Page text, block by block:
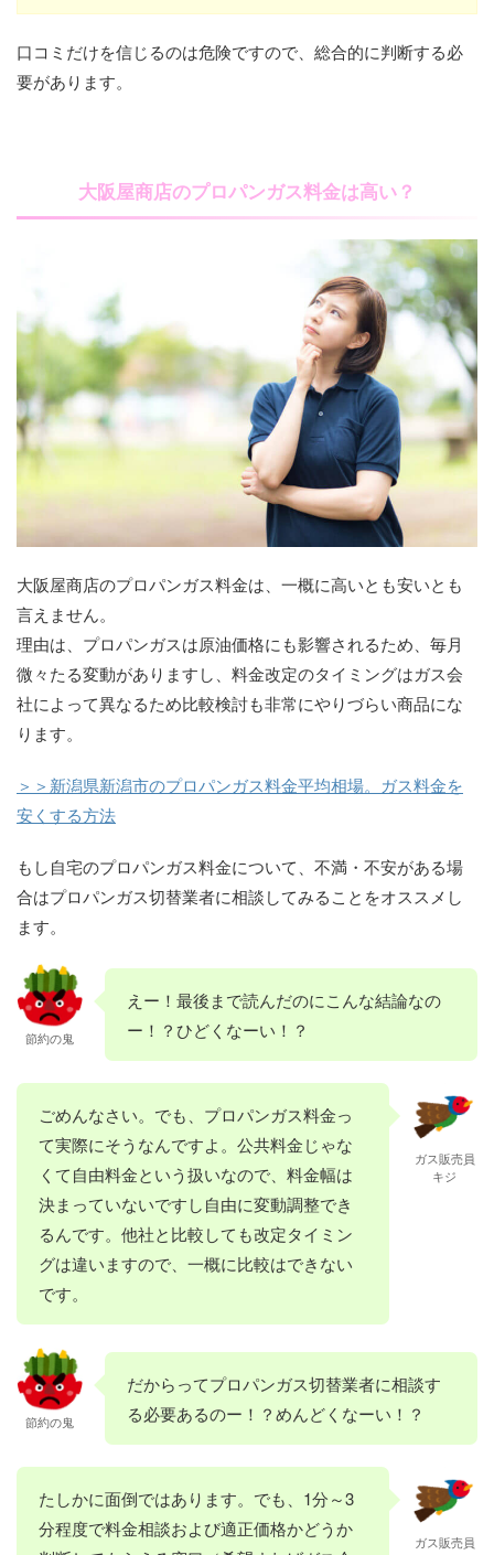
口コミだけを信じるのは危険ですので、総合的に判断する必
要があります。
大阪屋商店のプロパンガス料金は高い？
大阪屋商店のプロパンガス料金は、一概に高いとも安いとも
言えません。
理由は、プロパンガスは原油価格にも影響されるため、毎月
微々たる変動がありますし、料金改定のタイミングはガス会
社によって異なるため比較検討も非常にやりづらい商品にな
ります。
＞＞新潟県新潟市のプロパンガス料金平均相場。ガス料金を
安くする方法
もし自宅のプロパンガス料金について、不満・不安がある場
合はプロパンガス切替業者に相談してみることをオススメし
ます。
節約の鬼
えー！最後まで読んだのにこんな結論なの
ー！？ひどくなーい！？
ごめんなさい。でも、プロパンガス料金っ
て実際にそうなんですよ。公共料金じゃな
くて自由料金という扱いなので、料金幅は
決まっていないですし自由に変動調整でき
るんです。他社と比較しても改定タイミン
グは違いますので、一概に比較はできない
です。
ガス販売員
キジ
節約の鬼
だからってプロパンガス切替業者に相談す
る必要あるのー！？めんどくなーい！？
たしかに面倒ではあります。でも、1分～3
分程度で料金相談および適正価格かどうか
ガス販売員